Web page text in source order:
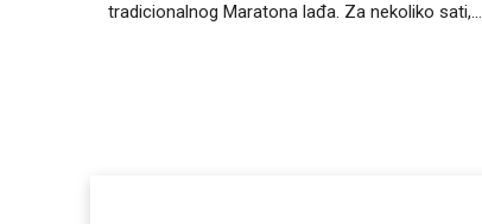
tradicionalnog Maratona lađa. Za nekoliko sati,...